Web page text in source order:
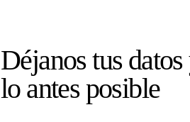
Déjanos tus
lo antes posible